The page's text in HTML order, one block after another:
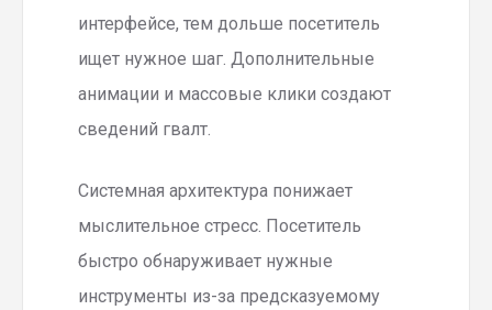
интерфейсе, тем дольше посетитель
ищет нужное шаг. Дополнительные
анимации и массовые клики создают
сведений гвалт.
Системная архитектура понижает
мыслительное стресс. Посетитель
быстро обнаруживает нужные
инструменты из-за предсказуемому